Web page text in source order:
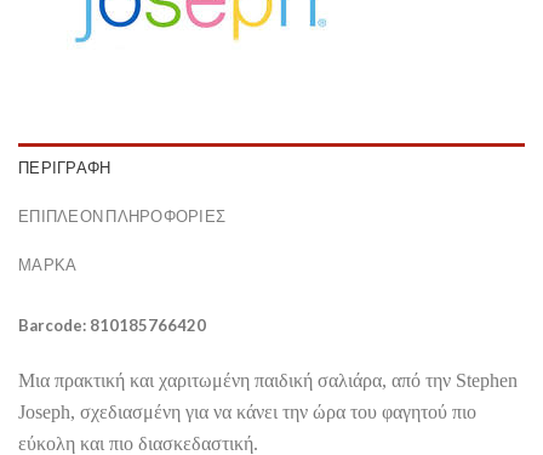
ΠΕΡΙΓΡΑΦΉ
ΕΠΙΠΛΈΟΝ ΠΛΗΡΟΦΟΡΊΕΣ
ΜΆΡΚΑ
Barcode: 810185766420
Μια πρακτική και χαριτωμένη παιδική σαλιάρα, από την Stephen
Joseph, σχεδιασμένη για να κάνει την ώρα του φαγητού πιο
εύκολη και πιο διασκεδαστική.